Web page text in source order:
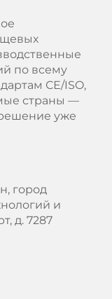
по всему
СЕ/ISO,
страны —
уже
город
и
д. 7287